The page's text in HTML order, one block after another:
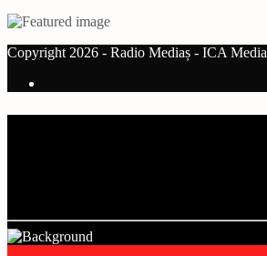
Copyright 2026 - Radio Mediaș - ICA Media